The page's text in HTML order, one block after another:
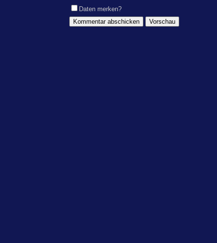
Daten merken?